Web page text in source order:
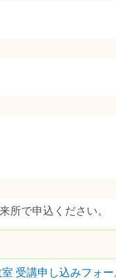
所で申込ください。
受講申し込みフォー